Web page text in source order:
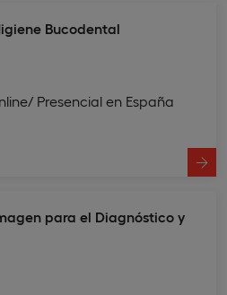
Bucodental
/ Presencial en España
para el Diagnóstico y